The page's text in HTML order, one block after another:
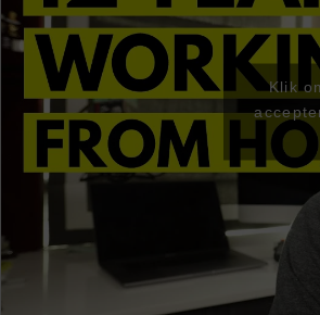
Klik